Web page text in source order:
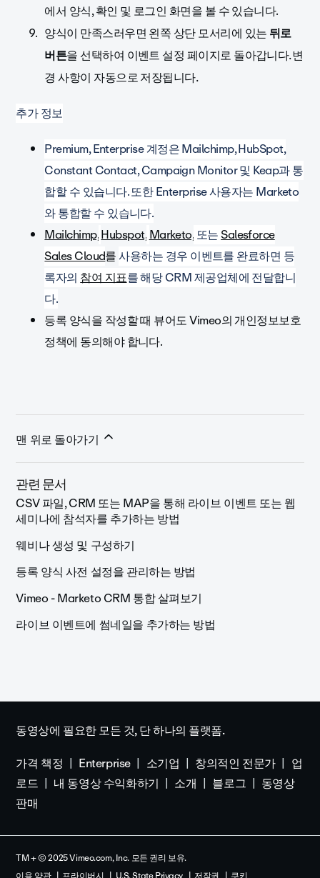
에서 양식, 확인 및 로그인 화면을 볼 수 있습니다.
양식이 만족스러우면 왼쪽 상단 모서리에 있는 뒤로
버튼을 선택하여 이벤트 설정 페이지로 돌아갑니다.변
경 사항이 자동으로 저장됩니다.
추가 정보
Premium, Enterprise 계정은 Mailchimp, HubSpot,
Constant Contact, Campaign Monitor 및 Keap과 통
합할 수 있습니다. 또한 Enterprise 사용자는 Marketo
와 통합할 수 있습니다.
Mailchimp,Hubspot,Marketo,또는Salesforce
Sales Cloud를사용하는경우 이벤트를 완료하면 등
록자의참여 지표를 해당 CRM 제공업체에 전달합니
다.
등록 양식을 작성할 때 뷰어도 Vimeo의 개인정보보호
정책에 동의해야 합니다.
맨 위로 돌아가기
관련 문서
CSV 파일, CRM 또는 MAP을 통해 라이브 이벤트 또는 웹
세미나에 참석자를 추가하는 방법
웨비나 생성 및 구성하기
등록 양식 사전 설정을 관리하는 방법
Vimeo - Marketo CRM 통합 살펴보기
라이브 이벤트에 썸네일을 추가하는 방법
동영상에 필요한 모든 것, 단 하나의 플랫폼.
가격 책정
Enterprise 소기업 창의적인 전문가
업
로드
내 동영상 수익화하기 소개 블로그
동영상
판매
TM + © 2025 Vimeo.com, Inc. 모든 권리 보유.